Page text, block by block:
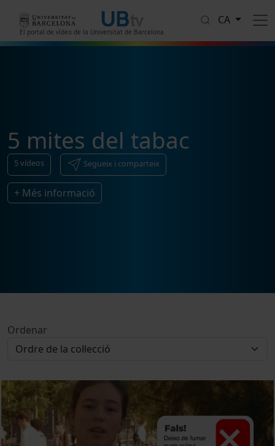
El portal de vídeo de la Universitat de Barcelona
CA
5 mites del tabac
5vídeos Segueix i comparteix
+ Més informació
Ordenar